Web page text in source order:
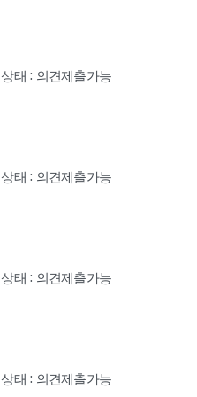
상태 : 의견제출가능
상태 : 의견제출가능
상태 : 의견제출가능
상태 : 의견제출가능